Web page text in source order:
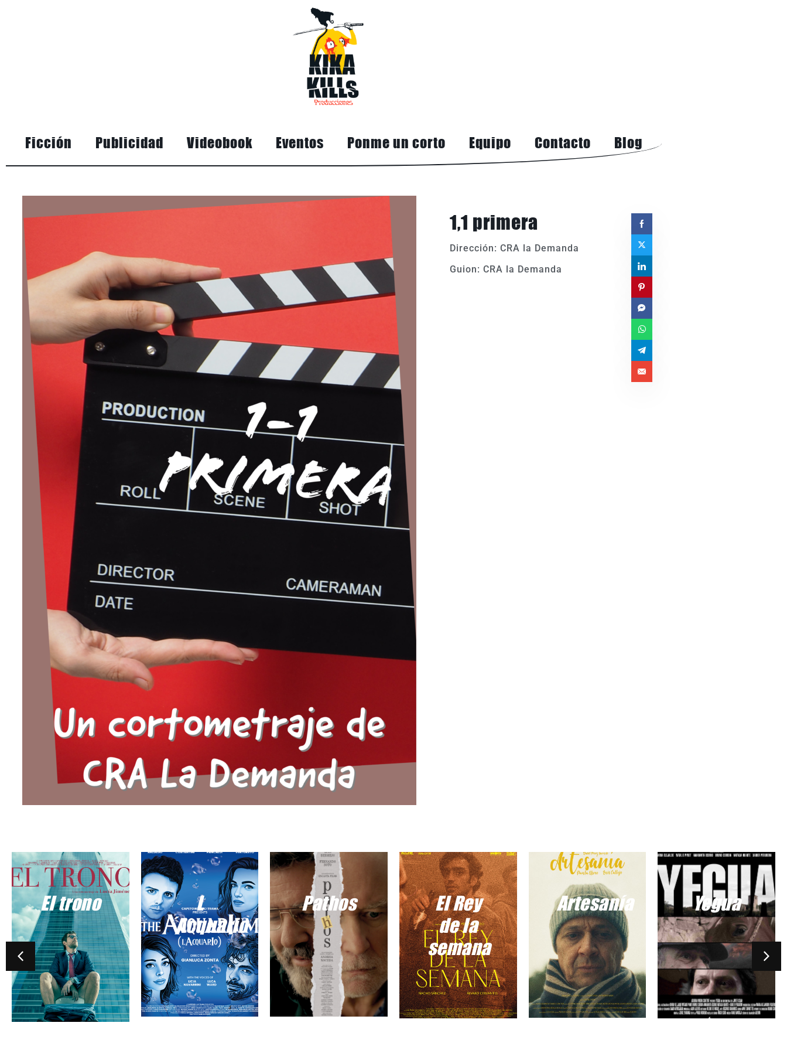
Ficción Publicidad Videobook Eventos Ponme un corto Equipo Contacto Blog
1,1 primera
Dirección: CRA la Demanda
Guion: CRA la Demanda
El trono
L
´Acquario
Pathos
El Rey
de la
semana
Artesanía Yegua